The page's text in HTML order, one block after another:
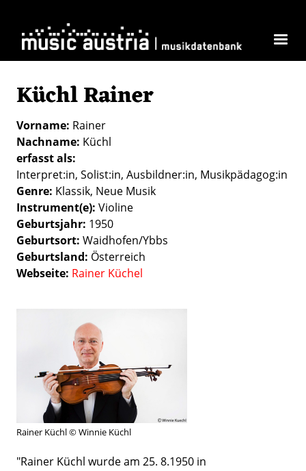
Küchl Rainer
Vorname Rainer
Nachname Küchl
erfasst als
Interpret:in Solist:in Ausbildner:in Musikpädagog:in
Genre Klassik Neue Musik
Instrument(e) Violine
Geburtsjahr 1950
Geburtsort Waidhofen/Ybbs
Geburtsland Österreich
Webseite Rainer Küchel
Rainer Küchl © Winnie Küchl
"Rainer Küchl wurde am 25. 8.1950 in